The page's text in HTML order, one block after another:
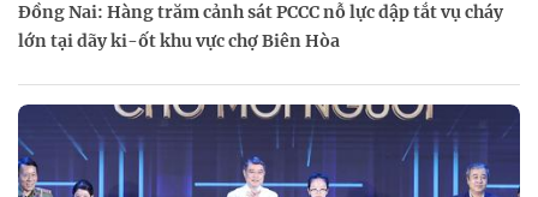
Đồng Nai: Hàng trăm cảnh sát PCCC nỗ lực dập tắt vụ cháy
lớn tại dãy ki-ốt khu vực chợ Biên Hòa